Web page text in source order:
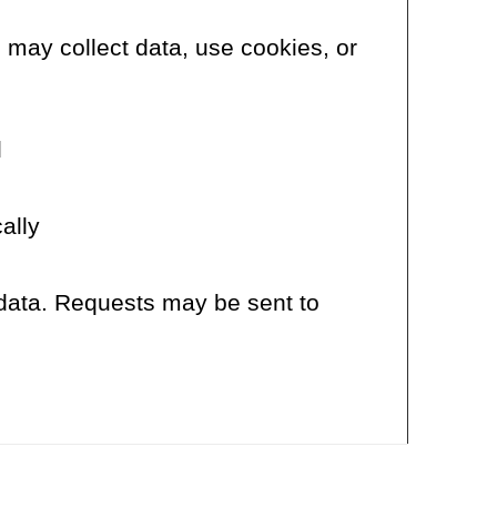
collect data, use cookies, or
Requests may be sent to